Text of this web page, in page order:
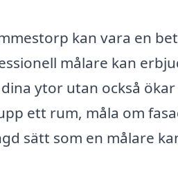
kan vara en
målare kan
ytor utan också
ett rum, måla om
sätt som en målare